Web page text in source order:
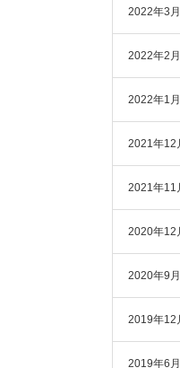
2022年3月
2022年2月
2022年1月
2021年12
2021年11
2020年12
2020年9月
2019年12
2019年6月